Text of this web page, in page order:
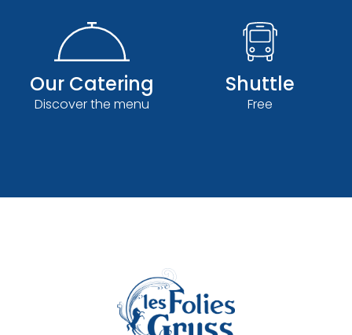
Our Catering
Discover the menu
Shuttle
Free